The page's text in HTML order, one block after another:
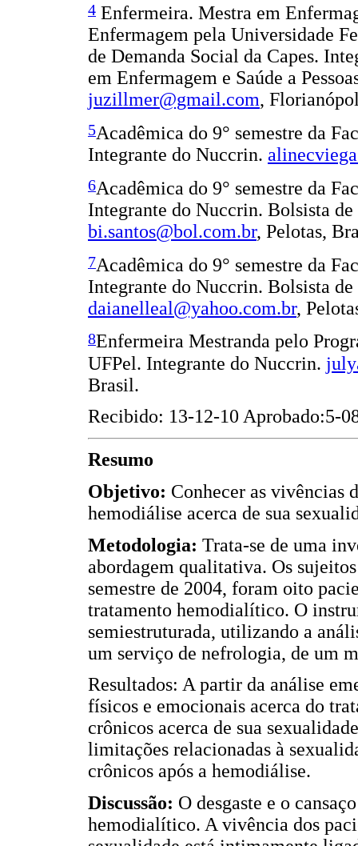
4 Enfermeira. Mestra em
Enfermagem pela Universidade
de Demanda Social da Capes.
em Enfermagem e Saúde a
juzillmer@gmail.com,
5Acadêmica do 9° semestre da
Integrante do Nuccrin.
6Acadêmica do 9° semestre da
Integrante do Nuccrin. Bolsista
bi.santos@bol.com.br, Pelotas,
7Acadêmica do 9° semestre da
Integrante do Nuccrin. Bolsista
daianelleal@yahoo.com.br,
8Enfermeira Mestranda pelo
UFPel. Integrante do Nuccrin.
Brasil.
Recibido: 13-12-10 Aprobado:5-
Resumo
Objetivo: Conhecer as vivências
hemodiálise acerca de sua
Metodologia: Trata-se de uma
abordagem qualitativa. Os
semestre de 2004, foram oito
tratamento hemodialítico. O
semiestruturada, utilizando a
um serviço de nefrologia, de um
Resultados: A partir da análise
físicos e emocionais acerca do
crônicos acerca de sua
limitações relacionadas à
crônicos após a hemodiálise.
Discussão: O desgaste e o
hemodialítico. A vivência dos